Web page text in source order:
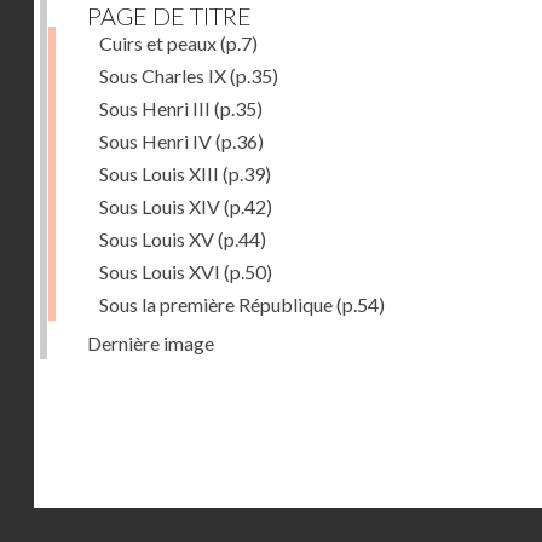
PAGE DE TITRE
Cuirs et peaux(p.7)
Sous Charles IX(p.35)
Sous Henri III (p.35)
Sous Henri IV(p.36)
Sous Louis XIII (p.39)
Sous Louis XIV(p.42)
Sous Louis XV(p.44)
Sous Louis XVI (p.50)
Sous la première République(p.54)
Dernière image